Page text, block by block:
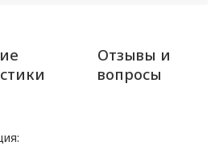
Отзывы и
вопросы